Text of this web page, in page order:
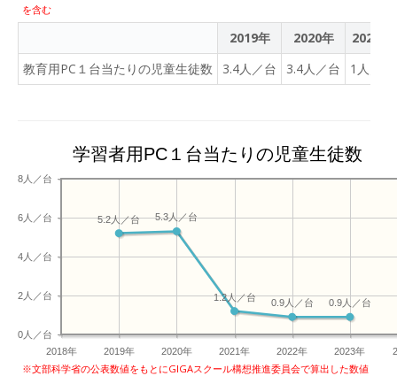
を含む
2019年 2020年
2021年
教育用PC１台当たりの児童生徒数
3.4人／台 3.4人／台 1人／台
学習者用PC１台当たりの児童生徒数
2018年 2019年 2020年 2021年 2022年 2023年
0人／台
2人／台
4人／台
6人／台
8人／台
0.9人／台
0.9人／台
1.2人／台
5.3人／台
5.2人／台
※文部科学省の公表数値をもとにGIGAスクール構想推進委員会で算出した数値